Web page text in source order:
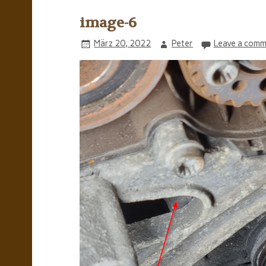
image-6
März 20, 2022 Peter Leave a